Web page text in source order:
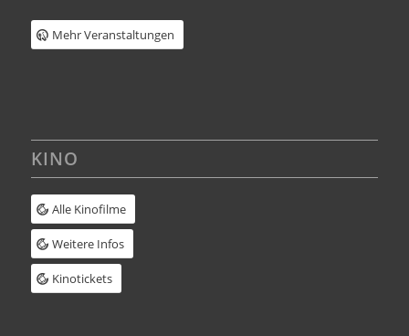
Mehr Veranstaltungen
KINO
Alle Kinofilme
Weitere Infos
Kinotickets